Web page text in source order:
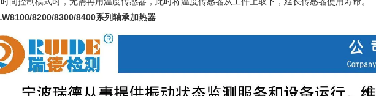
8200/8300/8400系列轴承加热器